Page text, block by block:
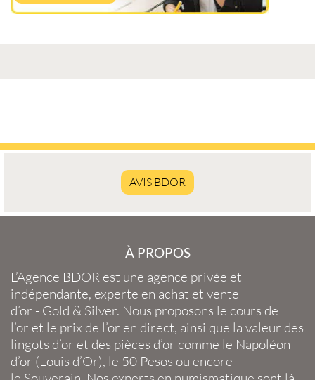
AVIS BDOR
À PROPOS
L’Agence BDOR est une agence privée et
indépendante, experte en achat et vente
d’or - Gold & Silver. Nous proposons le cours de
l’or et le prix de l’or en direct, ainsi que la valeur des
lingots d’or et des pièces d’or comme le Napoléon
d’or (Louis d’Or), le 50 Pesos ou encore